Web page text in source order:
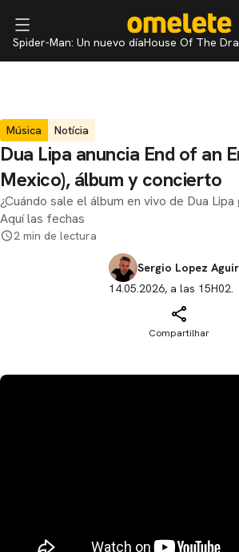
Spider-Man: Un nuevo díaHouse Of The
Música Notícia
Dua Lipa anuncia End of an
Mexico), álbum y concierto
¿Cuándo sale el álbum en vivo de Dua
Aquí las fechas
2 min de lectura
Sergio Lopez
14.05.2026, a las 15H02.
Compartilhar